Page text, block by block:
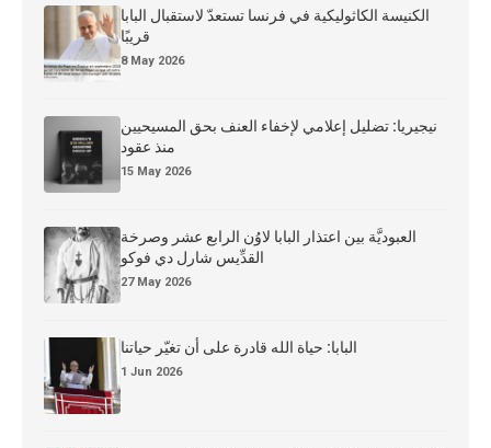
الكنيسة الكاثوليكية في فرنسا تستعدّ لاستقبال البابا
قريبًا
8 May 2026
نيجيريا: تضليل إعلامي لإخفاء العنف بحق المسيحيين
منذ عقود
15 May 2026
العبوديَّة بين اعتذار البابا لاوُن الرابع عشر وصرخة
القدِّيس شارل دي فوكو
27 May 2026
البابا: حياة الله قادرة على أن تغيّر حياتنا
1 Jun 2026